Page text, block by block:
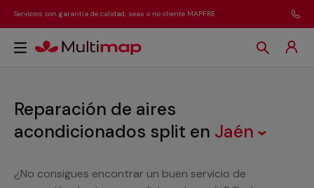
Servicios con garantía de calidad, seas o no cliente MAPFRE
Reparación de aires
acondicionados split en Jaén
¿No consigues encontrar un buen servicio de